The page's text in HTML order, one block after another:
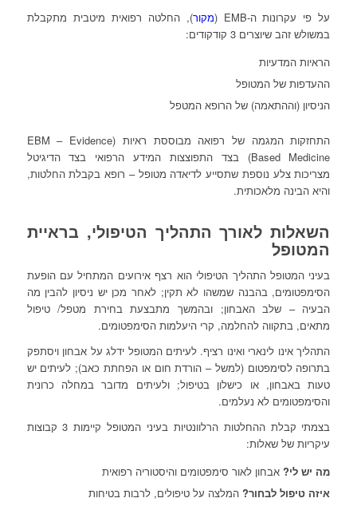
על פי עקרונות ה-EMB (
מקור), החלטה רפואית מיטבית מתקבלת
במשולש זהב שיוצרים 3 קודקודים:
הראיות המדעיות
ההעדפות של המטופל
הניסיון (וההתאמה) של הרופא המטפל
התחזקות המגמה של רפואה מבוססת ראיות (EBM – Evidence
Based Medicine) בצד התפוצצות המידע הרפואי בצד הדיגיטל
מצריכות צלע נוספת שתסייע לדיאדה מטופל – רופא בקבלת החלטות,
והיא הבינה מלאכותית.
השאלות לאורך התהליך הטיפולי, בראיית
המטופל
בעיני המטופל התהליך הטיפולי הוא רצף אירועים המתחיל עם הופעת
הסימפטומים, בהבנה שמשהו לא תקין; לאחר מכן יש ניסיון להבין מה
הבעיה – שלב האבחון; ובהמשך מתבצעת בחירת מטפל/ טיפול
מתאים, בתקווה להחלמה, קרי היעלמות הסימפטומים.
התהליך אינו לינארי ואינו רציף. לעיתים המטופל ידלג על אבחון ויסתפק
בתרופה לסימפטום (למשל – הורדת חום או הפחתת כאב); לעיתים יש
טעות באבחון, או כישלון בטיפול; ולעיתים מדובר במחלה כרונית
והסימפטומים לא נעלמים.
בצמתי קבלת ההחלטות הרלוונטיות בעיני המטופל קיימות 3 קבוצות
עיקריות של שאלות:
מה יש לי? אבחון לאור סימפטומים והיסטוריה רפואית
איזה טיפול לבחור? המלצה על טיפולים, לרבות בטיחות